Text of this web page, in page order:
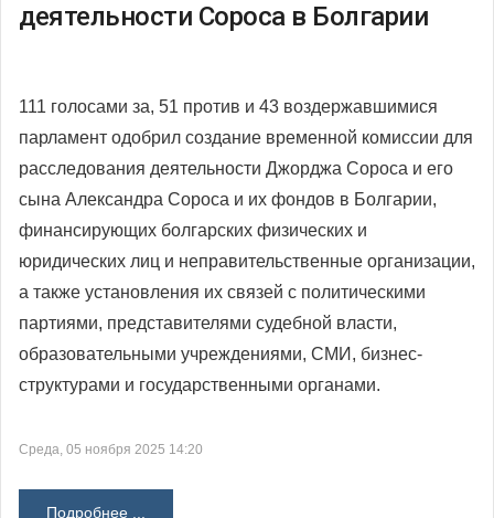
деятельности Сороса в Болгарии
111 голосами за, 51 против и 43 воздержавшимися
парламент одобрил создание временной комиссии для
расследования деятельности Джорджа Сороса и его
сына Александра Сороса и их фондов в Болгарии,
финансирующих болгарских физических и
юридических лиц и неправительственные организации,
а также установления их связей с политическими
партиями, представителями судебной власти,
образовательными учреждениями, СМИ, бизнес-
структурами и государственными органами.
Среда, 05 ноября 2025 14:20
Подробнее ...